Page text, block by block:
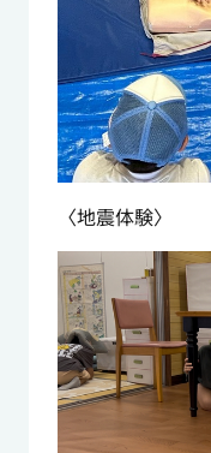
〈地震体験〉